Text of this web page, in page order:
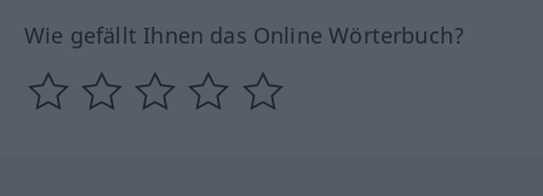
Wie gefällt Ihnen das Online Wörterbuch?